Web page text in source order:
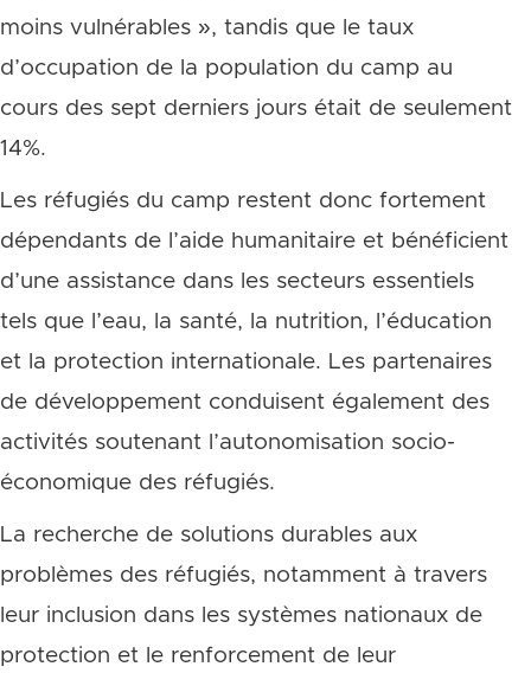
moins vulnérables », tandis que le taux
d’occupation de la population du camp au
cours des sept derniers jours était de seulement
14%.
Les réfugiés du camp restent donc fortement
dépendants de l’aide humanitaire et bénéficient
d’une assistance dans les secteurs essentiels
tels que l’eau, la santé, la nutrition, l’éducation
et la protection internationale. Les partenaires
de développement conduisent également des
activités soutenant l’autonomisation socio-
économique des réfugiés.
La recherche de solutions durables aux
problèmes des réfugiés, notamment à travers
leur inclusion dans les systèmes nationaux de
protection et le renforcement de leur